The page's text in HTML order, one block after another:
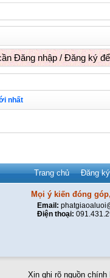
Đăng nhập/Đăng ký
nhất
Trang chủ Đăng
Mọi ý kiến đóng
Email:
Điện thoại:
Xin ghi rõ nguồn